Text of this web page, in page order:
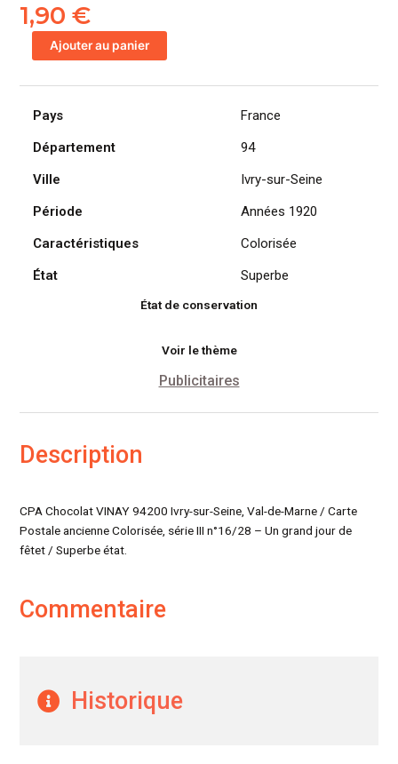
1,90€
quantité
de
VINAY,
Seine,
grand
Ajouter au panier
Pays
France
Département
94
Ville
Ivry-sur-Seine
Période
Années 1920
Caractéristiques
Colorisée
État
Superbe
État de conservation
Voir le thème
Publicitaires
Description
CPA Chocolat VINAY 94200 Ivry-sur-Seine, Val-de-Marne / Carte
Postale ancienne Colorisée, série III n°16/28 – Un grand jour de
fêtet / Superbe état.
Commentaire
Historique